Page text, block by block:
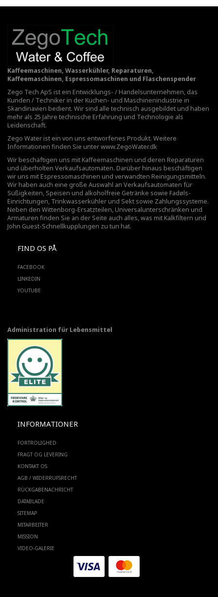
Kaffeemaschinen, Wasserkühler, Reparaturen,
Kaffeemaschinen, Espressomaschinen und Flaschenspender
Zego Tech ApS ist ein Entwicklungs- / Handelsunternehmen, das
Kunden / Techniker in der Küchen- und Maschinenindustrie in
Skandinavien bedient. Wir sind alle technisch ausgebildet und haben
mehr als 25 Jahre technische Erfahrung und Technologie als
Leidenschaft.
Zego Water ist ein von uns entworfenes Produkt. Weitere
Informationen finden Sie unterwww.ZegoWater.dk
Wir beschäftigen uns mit Kaffeemaschinen und deren Reparaturen
und überholten Verkaufsautomaten. Darüber hinaus beschäftigen
wir uns mit Espressomaschinen und verwandten Reinigungsmitteln.
Wir haben auch eine große Auswahl an Verkaufsautomaten für
Süßigkeiten, Speisen und alkoholfreie Getränke sowie Fadøls-
Einrichtungen, Trinkwasserkühler und Sekt sowie Zahlungssysteme.
Neben den Wittenborg-Ersatzteilen, Universalunterschränken und
Armaturen finden Sie an der Seite auch alles, was mit Kalkfiltern und
John Guest-Schnellkupplungen zu tun hat.
FIND OS PÅ
FACEBOOK
LINKEDIN
YOUTUBE
Administration für Lebensmittel
INFORMATIONER
FORTROLIGHED
FRAGT OG LEVERING
KONTAKT OS
AGB / WIDERRUFSRECHT
RÜCKGABENACHRICHT
DATABLADE
SITEMAP
MITARBEITER
MISSION
VIDEO-GALERIE